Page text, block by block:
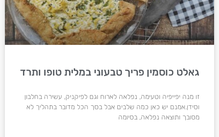
גאלט כוסמין פריך טבעוני במלית טופו ותרד
זו מנה יפייפיה וטעימה, נפלאה לארוח וגם לפיקניק, עשירה בחלבון
וסידן.אמנם יש כאן כמה שלבים אבל בסך הכל מדובר בתהליך לא
מסובך ותוצאה נפלאה, בסיומה